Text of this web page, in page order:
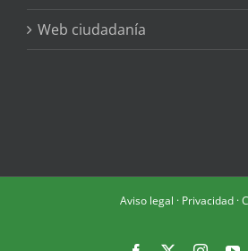
Web ciudadanía
Aviso legal · Privacidad ·